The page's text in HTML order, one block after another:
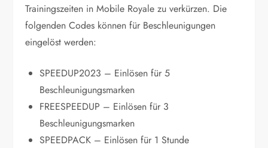
Trainingszeiten in Mobile Royale zu verkürzen. Die
folgenden Codes können für Beschleunigungen
eingelöst werden:
SPEEDUP2023 – Einlösen für 5
Beschleunigungsmarken
FREESPEEDUP – Einlösen für 3
Beschleunigungsmarken
SPEEDPACK – Einlösen für 1 Stunde